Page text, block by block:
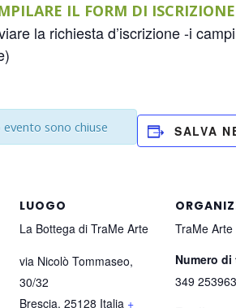
IL FORM DI
la richiesta d’iscrizione -i
sono chiuse SALVA
LUOGO
La Bottega di TraMe Arte
via Nicolò Tommaseo,
30/32
Brescia, 25128 Italia +
TraMe Arte
Numero
349